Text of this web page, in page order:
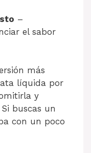
–
el sabor
más
líquida por
y
buscas un
con un poco